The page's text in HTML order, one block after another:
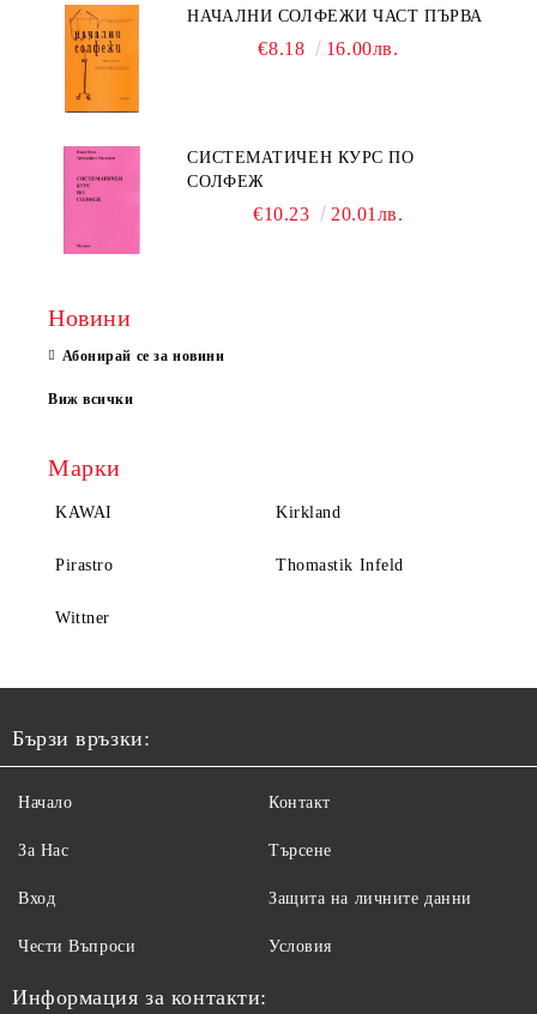
НАЧАЛНИ СОЛФЕЖИ ЧАСТ ПЪРВА
€8.18 16.00лв.
СИСТЕМАТИЧЕН КУРС ПО
СОЛФЕЖ
€10.23 20.01лв.
Новини
Абонирай се за новини
Виж всички
Марки
KAWAI Kirkland
Pirastro Thomastik Infeld
Wittner
Бързи връзки:
Начало
За Нас
Вход
Чести Въпроси
Контакт
Търсене
Защита на личните данни
Условия
Информация за контакти: